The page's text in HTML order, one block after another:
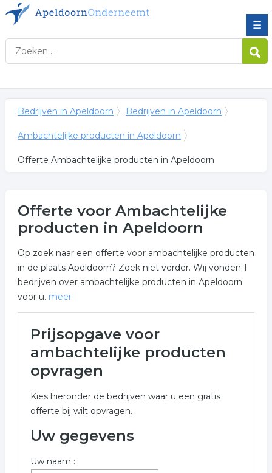
☰
Bedrijven in Apeldoorn Bedrijven in Apeldoorn
Ambachtelijke producten in Apeldoorn
Offerte Ambachtelijke producten in Apeldoorn
Offerte voor Ambachtelijke
producten in Apeldoorn
Op zoek naar een offerte voor ambachtelijke producten
in de plaats Apeldoorn? Zoek niet verder. Wij vonden 1
bedrijven over ambachtelijke producten in Apeldoorn
voor u. meer
producten in Apeldoorn
Onderstaand vindt u een overzicht van alle
ambachtelijke producten gerelateerde bedrijven in de
omgeving van Apeldoorn voor een vrijblijvende
aanvraag.
Wilt u meer weten over ambachtelijke producten in de
regio Apeldoorn? Gebruik onderstaand aanvraag
formulier om contact op te nemen met bedrijven
Prijsopgave voor
ambachtelijke producten
opvragen
Kies hieronder de bedrijven waar u een gratis
offerte bij wilt opvragen.
Uw gegevens
Uw naam :